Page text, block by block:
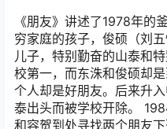
《朋友》讲述了1978年
穷家庭的孩子，俊硕（刘
儿子，特别勤奋的山泰和
校第一，而东洙和俊硕却
个人却是好朋友。后来升
泰出头而被学校开除。
和容贺到处寻找两个朋友